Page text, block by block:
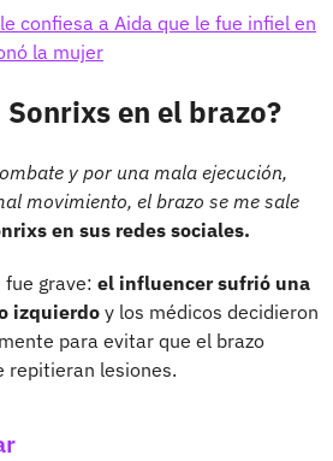
confiesa a Aida que le fue infiel en
la mujer
Sonrixs en el brazo?
y por una mala ejecución,
movimiento, el brazo se me sale
en sus redes sociales.
grave: el influencer sufrió una
izquierdoy los médicos decidieron
para evitar que el brazo
repitieran lesiones.